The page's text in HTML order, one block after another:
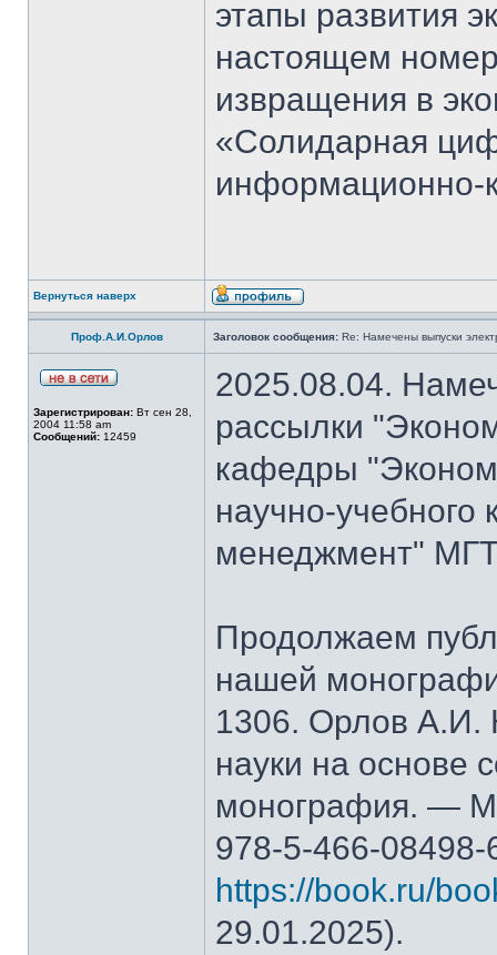
этапы развития
настоящем
извращения в
«Солидарная
информационно-
Вернуться наверх
Проф.А.И.Орлов Заголовок сообщения: Re: Намечены выпуски
Зарегистрирован: Вт сен 28,
2004 11:58 am
Сообщений: 12459
2025.08.04.
рассылки
кафедры
научно-
менеджмент"
Продолжаем
нашей
1306. Орлов А.И.
науки на основе
монография. —
978-5-466-
https://book.ru/
29.01.2025).